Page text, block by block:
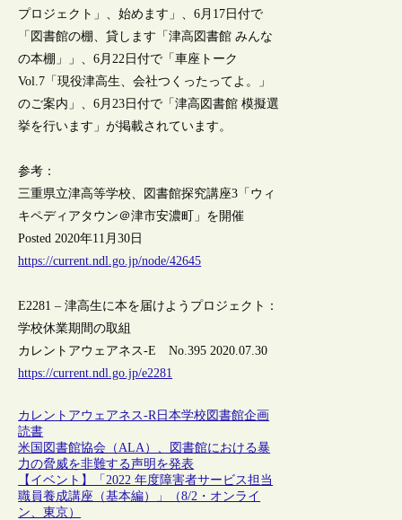
プロジェクト」、始めます」、6月17日付で
「図書館の棚、貸します「津高図書館 みんな
の本棚」」、6月22日付で「車座トーク
Vol.7「現役津高生、会社つくったってよ。」
のご案内」、6月23日付で「津高図書館 模擬選
挙を行います」が掲載されています。
参考：
三重県立津高等学校、図書館探究講座3「ウィ
キペディアタウン＠津市安濃町」を開催
Posted 2020年11月30日
https://current.ndl.go.jp/node/42645
E2281 – 津高生に本を届けようプロジェクト：
学校休業期間の取組
カレントアウェアネス-E No.395 2020.07.30
https://current.ndl.go.jp/e2281
カレントアウェアネス-R 日本学校図書館企画
読書
米国図書館協会（ALA）、図書館における暴
力の脅威を非難する声明を発表
【イベント】「2022 年度障害者サービス担当
職員養成講座（基本編）」（8/2・オンライ
ン、東京）